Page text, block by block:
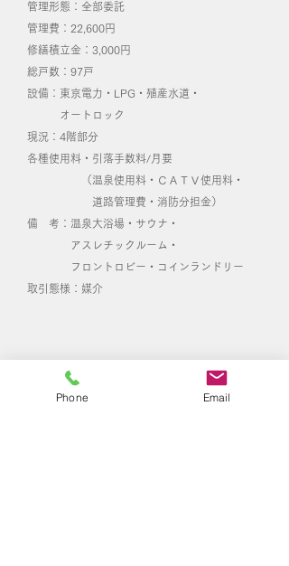
​管理形態：全部委託
管理費：22,600円
修繕積立金：3,000円
総戸数：97戸
設備：東京電力・LPG・殖産水道・
オートロック
​現況：4階部分
各種使用料・引落手数料/月要
（温泉使用料・ＣＡＴＶ使用料・
道路管理費​・消防分担金）
備 考：温泉大浴場・サウナ・
アスレチックルーム・
フロントロビー・コインランドリー
取引態様：媒介
Phone Email